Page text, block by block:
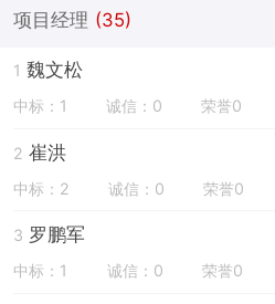
项目经理 (35)
1 魏文松
中标：1 诚信：0 荣誉0
2 崔洪
中标：2 诚信：0 荣誉0
3 罗鹏军
中标：1 诚信：0 荣誉0